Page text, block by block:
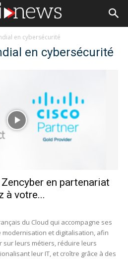
en cybersécurité
en cybersécurité
en partenariat
à votre...
du Cloud qui accompagne ses
et digitalisation, afin
sur leurs métiers, réduire leurs
leur IT, et croître grâce à des